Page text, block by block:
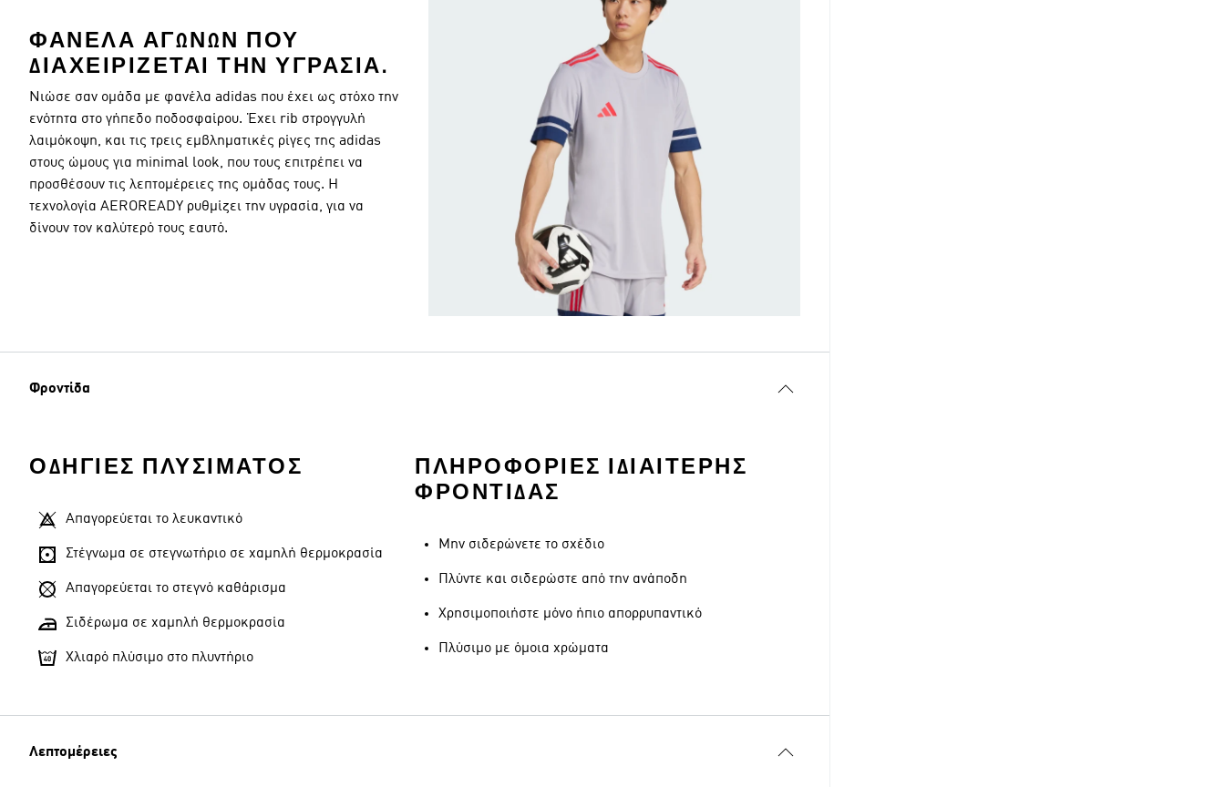
Διαστάσεις μοντέλου
ΦΑΝΈΛΑ ΑΓΏΝΩΝ ΠΟΥ
ΔΙΑΧΕΙΡΊΖΕΤΑΙ ΤΗΝ ΥΓΡΑΣΊΑ.
Νιώσε σαν ομάδα με φανέλα adidas που έχει ως στόχο την
ενότητα στο γήπεδο ποδοσφαίρου. Έχει rib στρογγυλή
λαιμόκοψη, και τις τρεις εμβληματικές ρίγες της adidas
στους ώμους για minimal look, που τους επιτρέπει να
προσθέσουν τις λεπτομέρειες της ομάδας τους. Η
τεχνολογία AEROREADY ρυθμίζει την υγρασία, για να
δίνουν τον καλύτερό τους εαυτό.
Φροντίδα
ΟΔΗΓΊΕΣ ΠΛΥΣΊΜΑΤΟΣ
Απαγορεύεται το λευκαντικό
Στέγνωμα σε στεγνωτήριο σε χαμηλή θερμοκρασία
Απαγορεύεται το στεγνό καθάρισμα
Σιδέρωμα σε χαμηλή θερμοκρασία
Χλιαρό πλύσιμο στο πλυντήριο
ΠΛΗΡΟΦΟΡΊΕΣ ΙΔΙΑΊΤΕΡΗΣ
ΦΡΟΝΤΊΔΑΣ
Μην σιδερώνετε το σχέδιο
Πλύντε και σιδερώστε από την ανάποδη
Χρησιμοποιήστε μόνο ήπιο απορρυπαντικό
Πλύσιμο με όμοια χρώματα
Λεπτομέρειες